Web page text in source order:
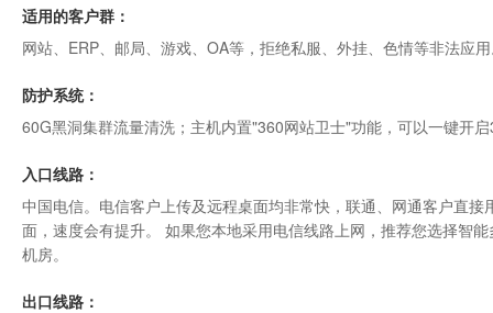
适用的客户群：
网站、ERP、邮局、游戏、OA等，拒绝私服、外挂、色情等非法应
防护系统：
60G黑洞集群流量清洗；主机内置"360网站卫士"功能，可以一键开
入口线路：
中国电信。电信客户上传及远程桌面均非常快，联通、网通客户直
面，速度会有提升。 如果您本地采用电信线路上网，推荐您选择智
机房。
出口线路：